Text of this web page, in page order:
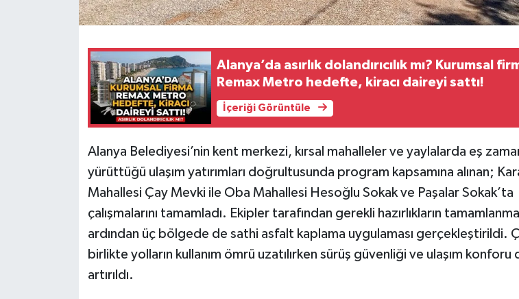
Alanya’da asırlık dolandırıcılık mı? Kurumsal
Remax Metro hedefte, kiracı daireyi sattı!
İçeriği Görüntüle
Alanya Belediyesi’nin kent merkezi, kırsal mahalleler ve yaylalarda eş
yürüttüğü ulaşım yatırımları doğrultusunda program kapsamına alınan;
Mahallesi Çay Mevki ile Oba Mahallesi Hesoğlu Sokak ve Paşalar Sokak’ta
çalışmalarını tamamladı. Ekipler tarafından gerekli hazırlıkların
ardından üç bölgede de sathi asfalt kaplama uygulaması gerçekleştirildi.
birlikte yolların kullanım ömrü uzatılırken sürüş güvenliği ve ulaşım konforu
artırıldı.